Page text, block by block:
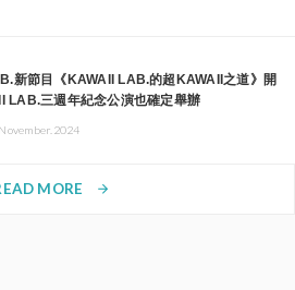
新節目《KAWAII LAB.的超KAWAII之道》開
LAB.三週年紀念公演也確定舉辦
MORE arrow_forward